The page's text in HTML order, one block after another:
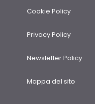
Cookie Policy
Privacy Policy
Newsletter Policy
Mappa del sito